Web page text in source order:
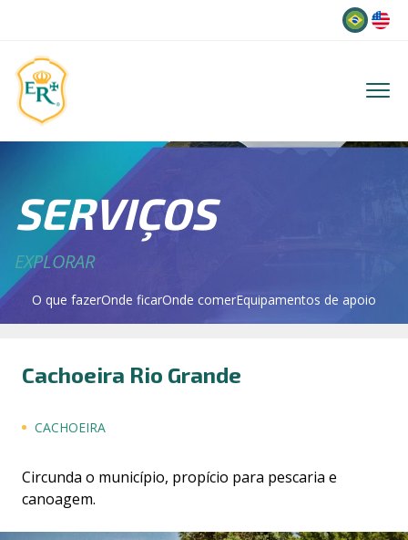
SERVIÇOS
EXPLORAR
O que fazerOnde ficarOnde comerEquipamentos de apoio
Cachoeira Rio Grande
CACHOEIRA
Circunda o município, propício para pescaria e
canoagem.